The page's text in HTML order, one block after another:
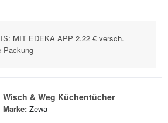
MIT EDEKA APP 2.22 € versch.
Packung
Wisch & Weg Küchentücher
Marke: Zewa